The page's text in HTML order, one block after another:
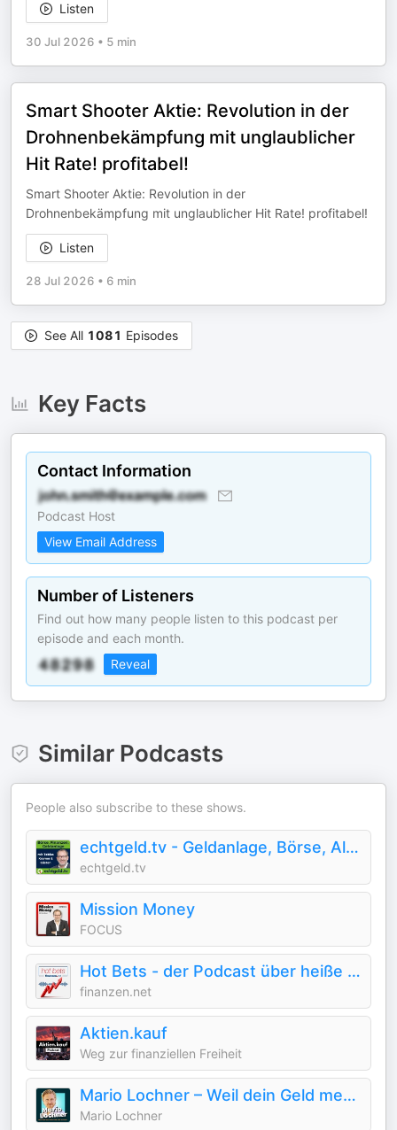
Listen
30 Jul 2026 • 5 min
Smart Shooter Aktie: Revolution in der
Drohnenbekämpfung mit unglaublicher
Hit Rate! profitabel!
Smart Shooter Aktie: Revolution in der
Drohnenbekämpfung mit unglaublicher Hit Rate! profitabel!
Listen
28 Jul 2026 • 6 min
See All 1081 Episodes
Key Facts
Contact Information
Podcast Host
View Email Address
Number of Listeners
Find out how many people listen to this podcast per
episode and each month.
Reveal
Similar Podcasts
People also subscribe to these shows.
echtgeld.tv - Geldanlage, Börse, Altersvorsorge, Aktien, Fonds, ETF
echtgeld.tv
Mission Money
FOCUS
Hot Bets - der Podcast über heiße Aktien
finanzen.net
Aktien.kauf
Weg zur finanziellen Freiheit
Mario Lochner – Weil dein Geld mehr kann!
Mario Lochner